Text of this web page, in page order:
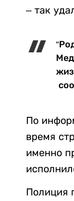
– так
По
время
именно
Полиция